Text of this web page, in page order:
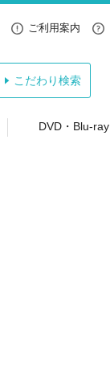
ご利用案内
こだわり検索
DVD・Blu-ray